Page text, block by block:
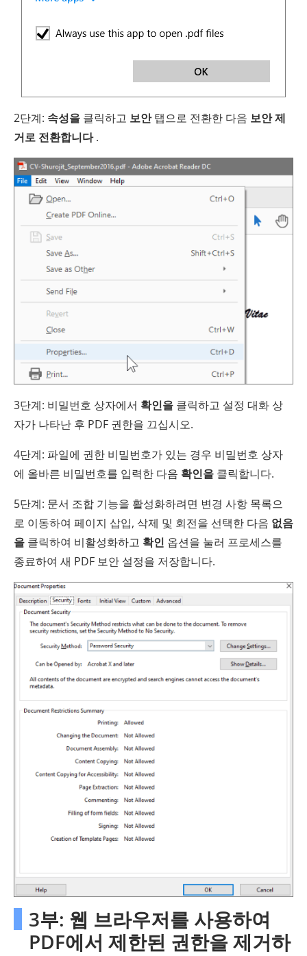
2단계: 속성을 클릭하고 보안탭으로 전환한 다음 보안 제
거로 전환합니다.
3단계: 비밀번호 상자에서 확인을 클릭하고 설정 대화 상
자가 나타난 후 PDF 권한을 끄십시오.
4단계: 파일에 권한 비밀번호가 있는 경우 비밀번호 상자
에 올바른 비밀번호를 입력한 다음 확인을 클릭합니다.
5단계: 문서 조합 기능을 활성화하려면 변경 사항 목록으
로 이동하여 페이지 삽입, 삭제 및 회전을 선택한 다음 없음
을 클릭하여 비활성화하고 확인 옵션을 눌러 프로세스를
종료하여 새 PDF 보안 설정을 저장합니다.
3부: 웹 브라우저를 사용하여
PDF에서 제한된 권한을 제거하